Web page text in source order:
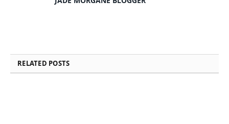
RELATED POSTS